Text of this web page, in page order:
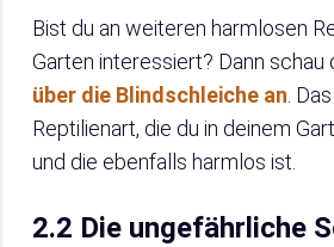
Bist du an weiteren harmlosen
Garten interessiert? Dann schau
über die Blindschleiche an .
Reptilienart, die du in deinem
und die ebenfalls harmlos ist.
2.2 Die ungefährliche